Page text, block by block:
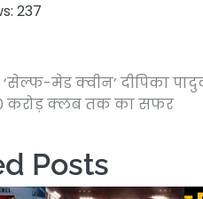
237
मेड क्वीन’ दीपिका
करोड़ क्लब तक का सफर
Posts